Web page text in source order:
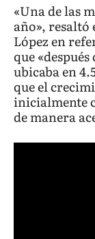
«Una de las
año»,
López en
que
ubicaba en
que el
inicialmente
de manera